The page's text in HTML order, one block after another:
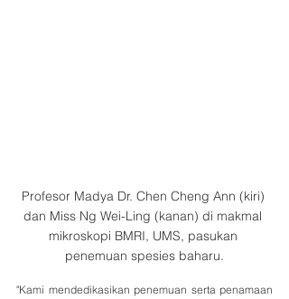
Profesor Madya Dr. Chen Cheng Ann (kiri)
dan Miss Ng Wei-Ling (kanan) di makmal
mikroskopi BMRI, UMS, pasukan
penemuan spesies baharu.
"Kami mendedikasikan penemuan serta penamaan